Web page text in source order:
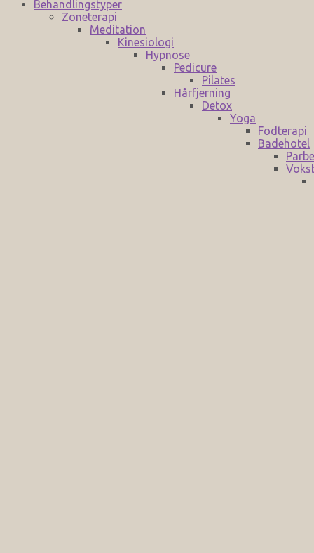
Behandlingstyper
Zoneterapi
Meditation
Kinesiologi
Hypnose
Pedicure
Pilates
Hårfjerning
Detox
Yoga
Fodterapi
Badehotel